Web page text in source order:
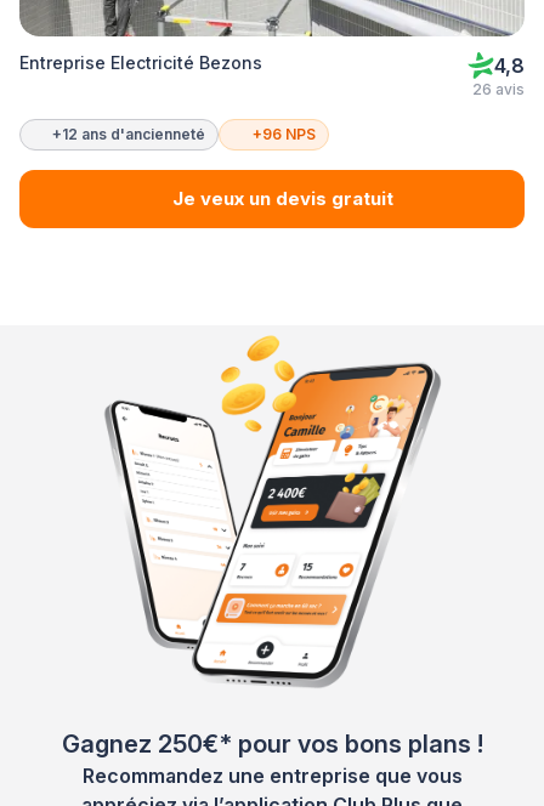
Entreprise Electricité Bezons 4,8
26 avis
+12 ans d'ancienneté +96 NPS
Je veux un devis gratuit
Gagnez 250€* pour vos bons plans !
Recommandez une entreprise que vous